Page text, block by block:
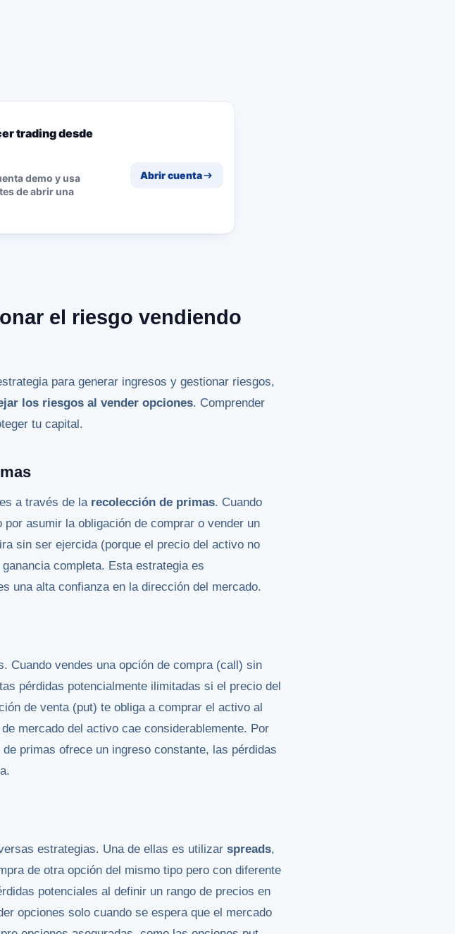
trading desde
demo y usa
de abrir una
Abrir cuenta
el riesgo vendiendo
para generar ingresos y gestionar riesgos,
los riesgos al vender opciones. Comprender
tu capital.
a través de la recolección de primas. Cuando
asumir la obligación de comprar o vender un
sin ser ejercida (porque el precio del activo no
completa. Esta estrategia es
una alta confianza en la dirección del mercado.
Cuando vendes una opción de compra (call) sin
pérdidas potencialmente ilimitadas si el precio del
de venta (put) te obliga a comprar el activo al
mercado del activo cae considerablemente. Por
primas ofrece un ingreso constante, las pérdidas
estrategias. Una de ellas es utilizar spreads,
de otra opción del mismo tipo pero con diferente
potenciales al definir un rango de precios en
opciones solo cuando se espera que el mercado